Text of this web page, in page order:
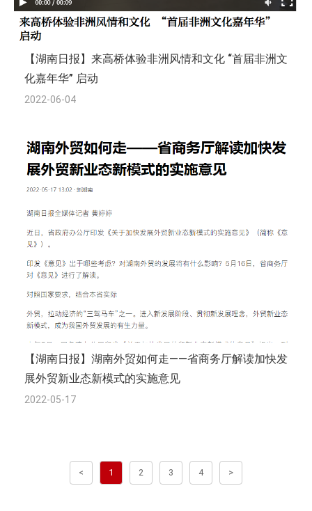
【湖南日报】来高桥体验非洲风情和文化 “首届非洲文
化嘉年华” 启动
2022-06-04
【湖南日报】湖南外贸如何走——省商务厅解读加快发
展外贸新业态新模式的实施意见
2022-05-17
< 1 2 3 4 >